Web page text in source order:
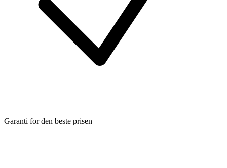
Garanti for den beste prisen